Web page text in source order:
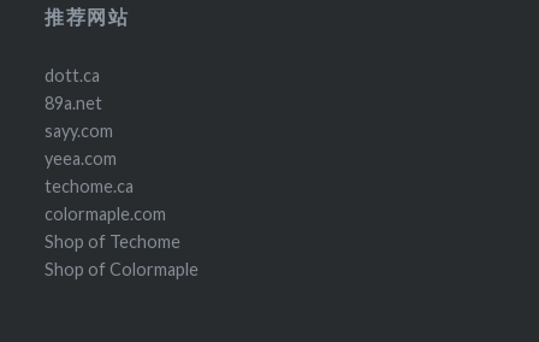
推荐网站
dott.ca
89a.net
sayy.com
yeea.com
techome.ca
colormaple.com
Shop of Techome
Shop of Colormaple